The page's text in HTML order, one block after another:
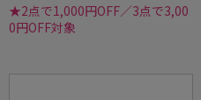
★2点で1,000円OFF／3点で3,00
0円OFF対象